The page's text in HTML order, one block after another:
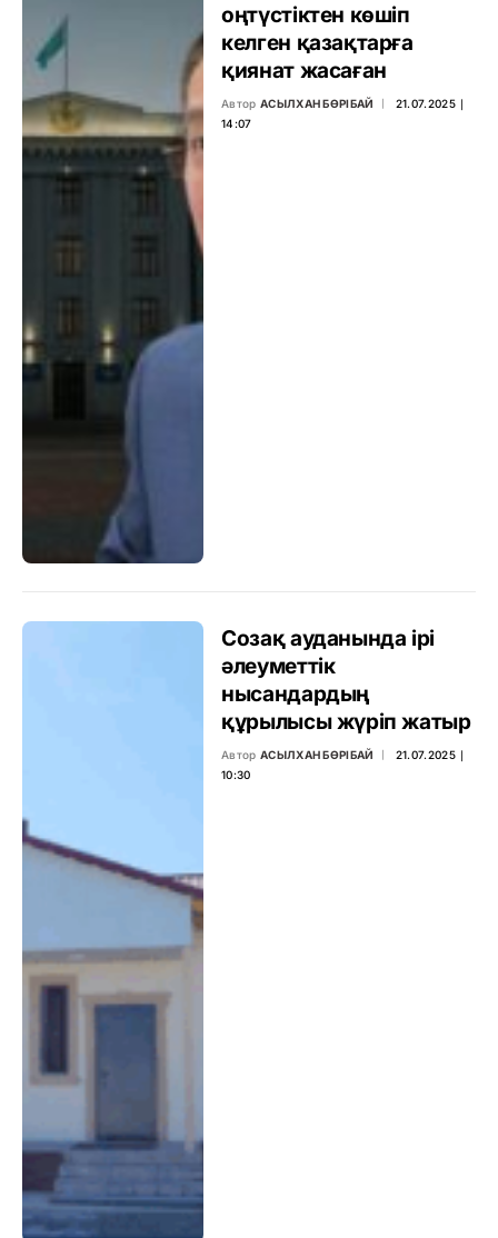
оңтүстіктен көшіп
келген қазақтарға
қиянат жасаған
Автор АСЫЛХАН БӨРІБАЙ
21.07.2025 ∣
14:07
Созақ ауданында ірі
әлеуметтік
нысандардың
құрылысы жүріп жатыр
Автор АСЫЛХАН БӨРІБАЙ
21.07.2025 ∣
10:30